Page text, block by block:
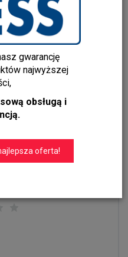
gwarancję
najwyższej
obsługą i
oferta!
Żelazną
Lustro